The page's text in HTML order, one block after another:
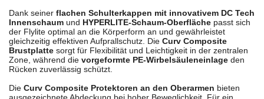
Dank seiner flachen Schulterkappen mit innovativem DC Tech
Innenschaum und HYPERLITE-Schaum-Oberfläche passt sich
der Flylite optimal an die Körperform an und gewährleistet
gleichzeitig effektiven Aufprallschutz. Die Curv Composite
Brustplatte sorgt für Flexibilität und Leichtigkeit in der zentralen
Zone, während die vor­geformte PE-Wirbelsäuleneinlage den
Rücken zuverlässig schützt.
Die Curv Composite Protektoren an den Oberarmen bieten